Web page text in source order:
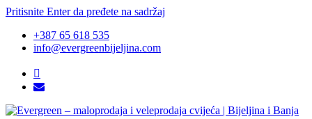
Pritisnite Enter da pređete na sadržaj
+387 65 618 535
info@evergreenbijeljina.com